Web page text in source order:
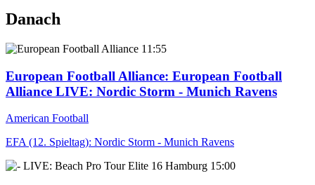
Danach
11:55
European Football Alliance: European Football
Alliance LIVE: Nordic Storm - Munich Ravens
American Football
EFA (12. Spieltag): Nordic Storm - Munich Ravens
15:00